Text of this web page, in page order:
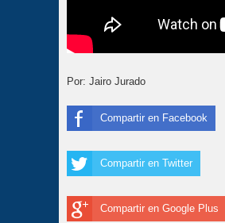
Por: Jairo Jurado
Compartir en Facebook
Compartir en Twitter
Compartir en Google Plus